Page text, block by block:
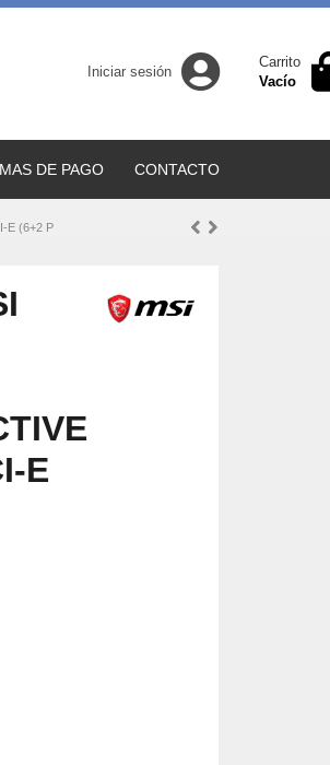
Iniciar sesión
Carrito
Vacío
CONTACTO
DE PAGO
E (6+2 P
E